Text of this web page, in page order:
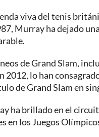
viva del tenis
Murray ha dejado
de Grand Slam,
2012, lo han
de Grand Slam en
ha brillado en el
en los Juegos